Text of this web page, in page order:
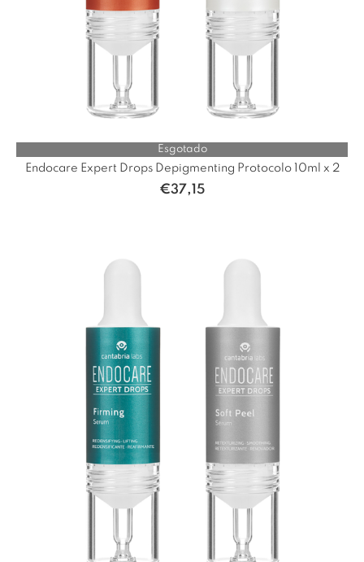
Esgotado
Endocare Expert Drops Depigmenting Protocolo 10ml x 2
€37,15